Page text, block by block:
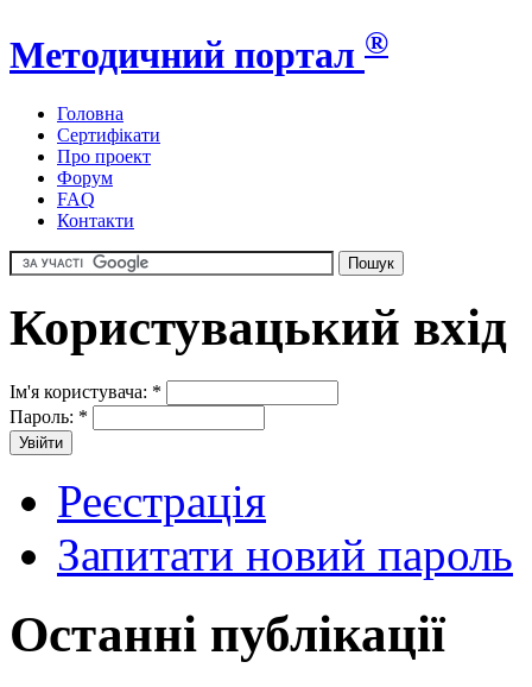
Методичний портал ®
Головна
Сертифікати
Про проект
Форум
FAQ
Контакти
Користувацький вхід
Ім'я користувача: *
Пароль: *
Реєстрація
Запитати новий пароль
Останні публікації